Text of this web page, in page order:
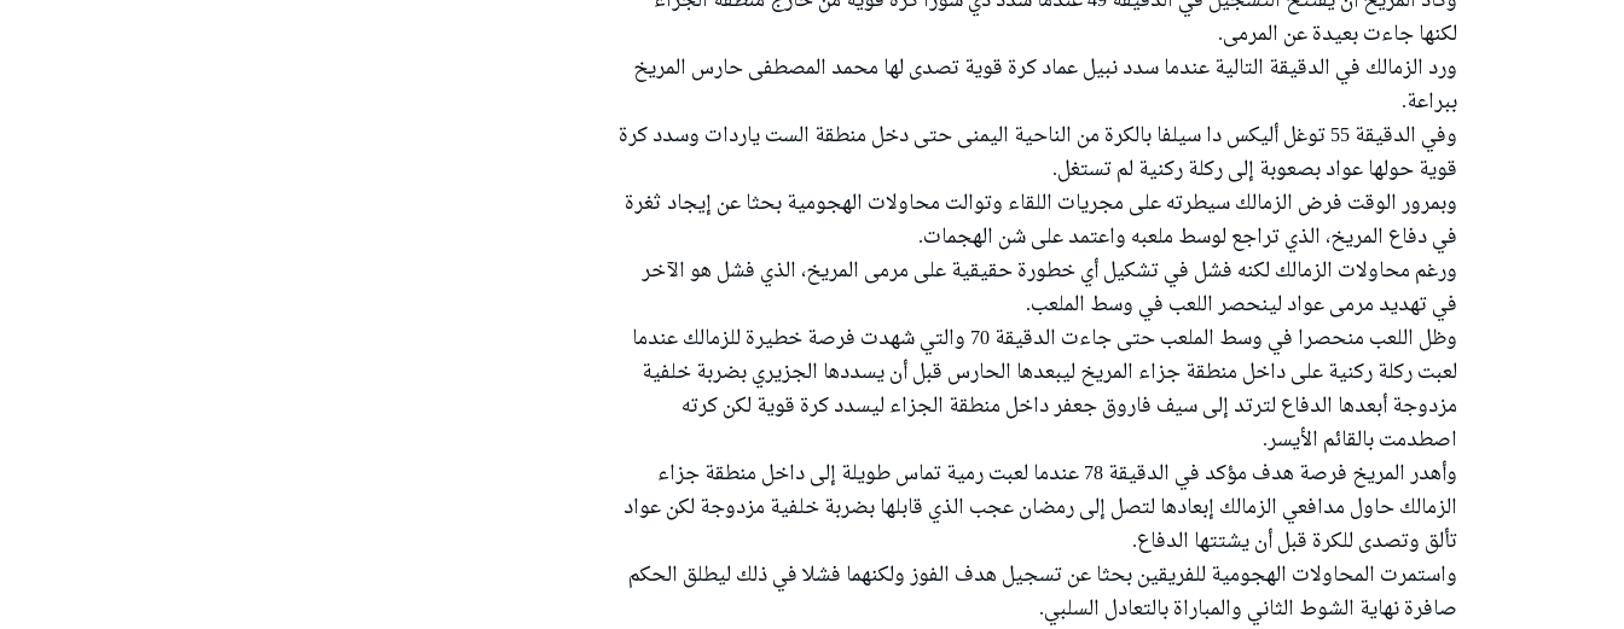
لكنها جاءت بعيدة عن المرمى.
ورد الزمالك في الدقيقة التالية عندما سدد نبيل عماد كرة قوية تصدى لها محمد المصطفى حارس المريخ
ببراعة.
وفي الدقيقة 55 توغل أليكس دا سيلفا بالكرة من الناحية اليمنى حتى دخل منطقة الست ياردات وسدد كرة
قوية حولها عواد بصعوبة إلى ركلة ركنية لم تستغل.
وبمرور الوقت فرض الزمالك سيطرته على مجريات اللقاء وتوالت محاولات الهجومية بحثا عن إيجاد ثغرة
في دفاع المريخ، الذي تراجع لوسط ملعبه واعتمد على شن الهجمات.
ورغم محاولات الزمالك لكنه فشل في تشكيل أي خطورة حقيقية على مرمى المريخ، الذي فشل هو الآخر
في تهديد مرمى عواد لينحصر اللعب في وسط الملعب.
وظل اللعب منحصرا في وسط الملعب حتى جاءت الدقيقة 70 والتي شهدت فرصة خطيرة للزمالك عندما
لعبت ركلة ركنية على داخل منطقة جزاء المريخ ليبعدها الحارس قبل أن يسددها الجزيري بضربة خلفية
مزدوجة أبعدها الدفاع لترتد إلى سيف فاروق جعفر داخل منطقة الجزاء ليسدد كرة قوية لكن كرته
اصطدمت بالقائم الأيسر.
وأهدر المريخ فرصة هدف مؤكد في الدقيقة 78 عندما لعبت رمية تماس طويلة إلى داخل منطقة جزاء
الزمالك حاول مدافعي الزمالك إبعادها لتصل إلى رمضان عجب الذي قابلها بضربة خلفية مزدوجة لكن عواد
تألق وتصدى للكرة قبل أن يشتتها الدفاع.
واستمرت المحاولات الهجومية للفريقين بحثا عن تسجيل هدف الفوز ولكنهما فشلا في ذلك ليطلق الحكم
صافرة نهاية الشوط الثاني والمباراة بالتعادل السلبي.